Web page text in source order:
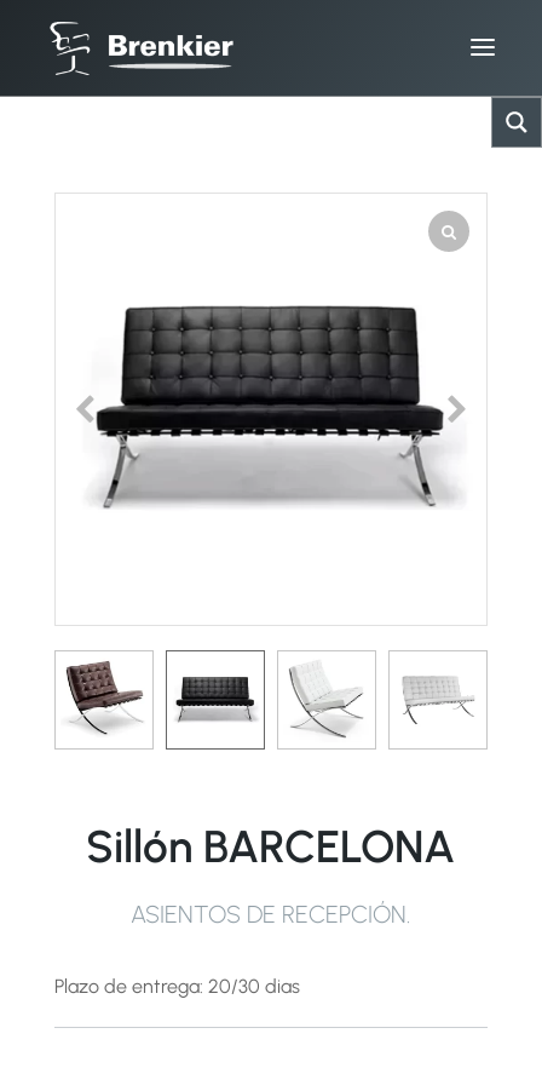
Sillón BARCELONA
ASIENTOS DE RECEPCIÓN.
Plazo de entrega: 20/30 dias